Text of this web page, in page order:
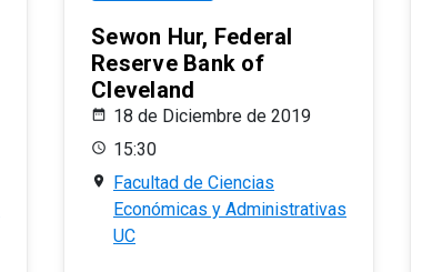
Sewon Hur, Federal
Reserve Bank of
Cleveland
18 de Diciembre de 2019
15:30
Facultad de Ciencias
Económicas y Administrativas
UC